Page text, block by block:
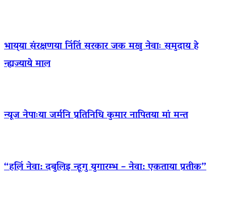
भाय्‌या संरक्षणया निंतिं सरकार जक मखु नेवाः समुदाय हे
न्ह्यज्याये माल
न्यूज नेपाःया जर्मनि प्रतिनिधि कुमार नापितया मां मन्त
“हलिं नेवा: दबुलिइ न्हूगु युगारम्भ – नेवा: एकताया प्रतीक”